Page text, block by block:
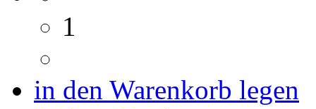
1
in den Warenkorb legen